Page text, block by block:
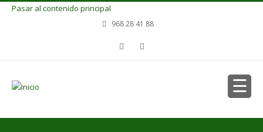
Pasar al contenido principal
968 28 41 88